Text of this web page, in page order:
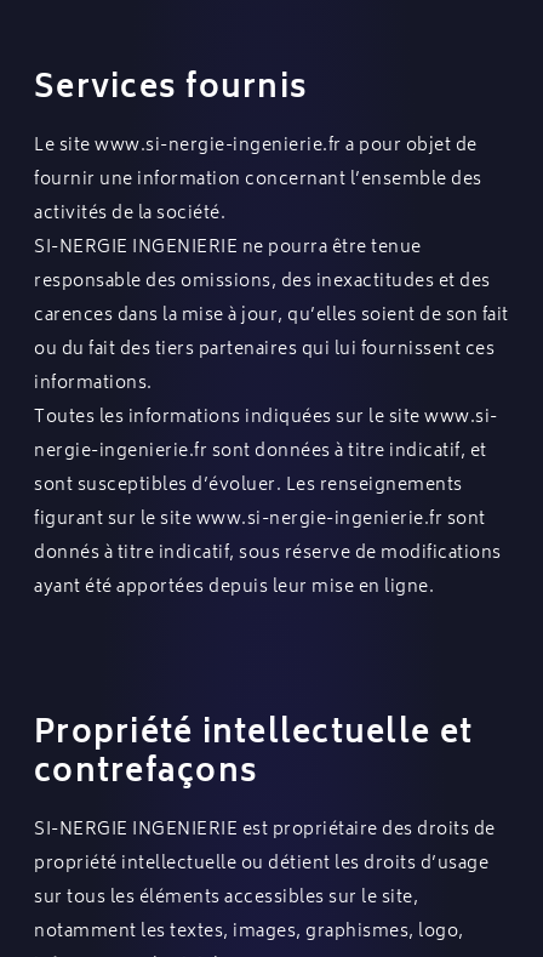
Services fournis
Le sitewww.si-nergie-ingenierie.fr a pour objet de
fournir une information concernant l’ensemble des
activités de la société.
SI-NERGIE INGENIERIE ne pourra être tenue
responsable des omissions, des inexactitudes et des
carences dans la mise à jour, qu’elles soient de son fait
ou du fait des tiers partenaires qui lui fournissent ces
informations.
Toutes les informations indiquées sur le sitewww.si-
nergie-ingenierie.fr sont données à titre indicatif, et
sont susceptibles d’évoluer. Les renseignements
figurant sur le sitewww.si-nergie-ingenierie.fr sont
donnés à titre indicatif, sous réserve de modifications
ayant été apportées depuis leur mise en ligne.
Propriété intellectuelle et
contrefaçons
SI-NERGIE INGENIERIE est propriétaire des droits de
propriété intellectuelle ou détient les droits d’usage
sur tous les éléments accessibles sur le site,
notamment les textes, images, graphismes, logo,